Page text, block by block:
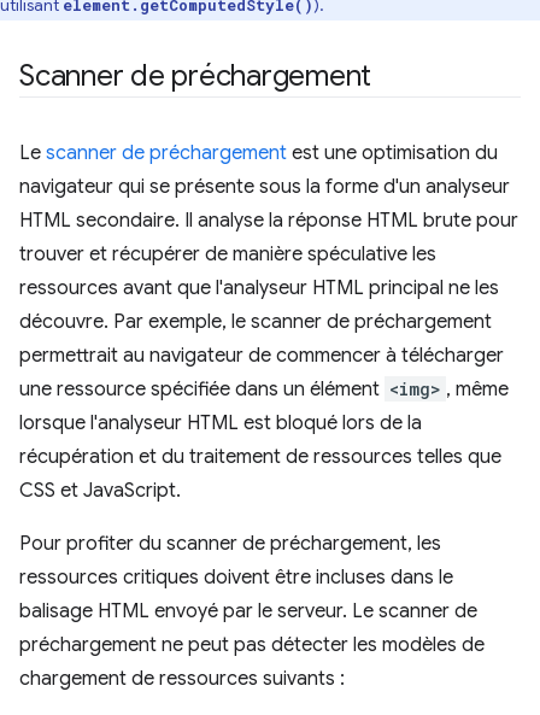
utilisant element.getComputedStyle()).
Scanner de préchargement
Le scanner de préchargement est une optimisation du
navigateur qui se présente sous la forme d'un analyseur
HTML secondaire. Il analyse la réponse HTML brute pour
trouver et récupérer de manière spéculative les
ressources avant que l'analyseur HTML principal ne les
découvre. Par exemple, le scanner de préchargement
permettrait au navigateur de commencer à télécharger
une ressource spécifiée dans un élément <img> , même
lorsque l'analyseur HTML est bloqué lors de la
récupération et du traitement de ressources telles que
CSS et JavaScript.
Pour profiter du scanner de préchargement, les
ressources critiques doivent être incluses dans le
balisage HTML envoyé par le serveur. Le scanner de
préchargement ne peut pas détecter les modèles de
chargement de ressources suivants :